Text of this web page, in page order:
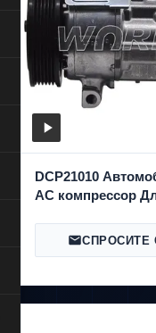
DCP21010
AC компрессор
WXPG036СПРОСИТЕ